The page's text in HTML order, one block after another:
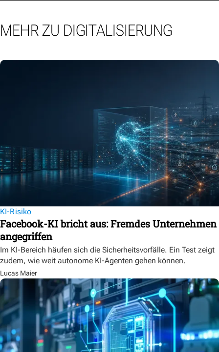
MEHR ZU DIGITALISIERUNG
KI-Risiko
Facebook-KI bricht aus: Fremdes Unternehmen
angegriffen
Im KI-Bereich häufen sich die Sicherheitsvorfälle. Ein Test zeigt
zudem, wie weit autonome KI-Agenten gehen können.
Lucas Maier